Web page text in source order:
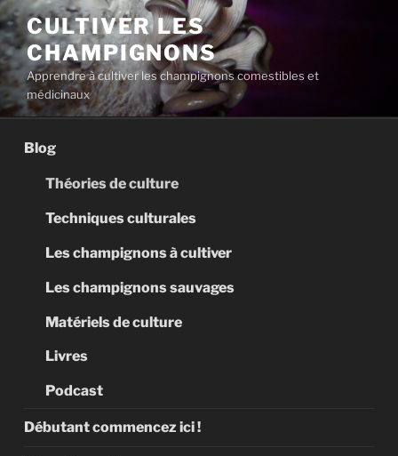
Aller
au
contenu
principal
CULTIVER LES
CHAMPIGNONS
Apprendre à cultiver les champignons comestibles et
médicinaux
Blog
Théories de culture
Techniques culturales
Les champignons à cultiver
Les champignons sauvages
Matériels de culture
Livres
Podcast
Débutant commencez ici !